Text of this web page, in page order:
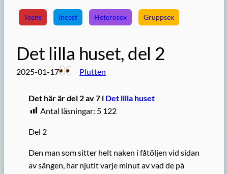
Teens Incest Heterosex Gruppsex
Det lilla huset, del 2
2025-01-17 Plutten
Det här är del 2 av 7 i Det lilla huset
Antal läsningar: 5 122
Del 2
Den man som sitter helt naken i fåtöljen vid sidan
av sängen, har njutit varje minut av vad de på